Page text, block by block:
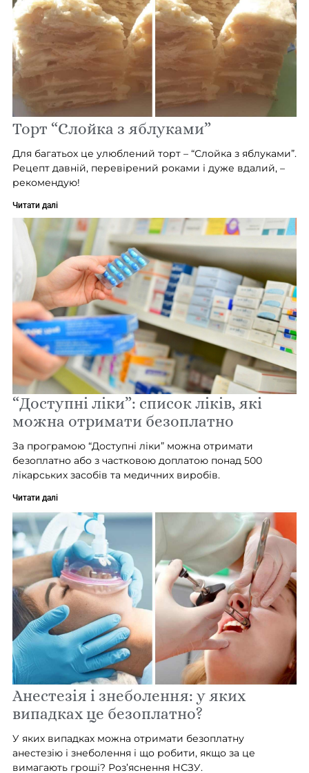
Торт “Слойка з яблуками”
Для багатьох це улюблений торт – “Слойка з яблуками”.
Рецепт давній, перевірений роками і дуже вдалий, –
рекомендую!
Читати далі
“Доступні ліки”: список ліків, які
можна отримати безоплатно
За програмою “Доступні ліки” можна отримати
безоплатно або з частковою доплатою понад 500
лікарських засобів та медичних виробів.
Читати далі
Анестезія і знеболення: у яких
випадках це безоплатно?
У яких випадках можна отримати безоплатну
анестезію і знеболення і що робити, якщо за це
вимагають гроші? Роз’яснення НСЗУ.